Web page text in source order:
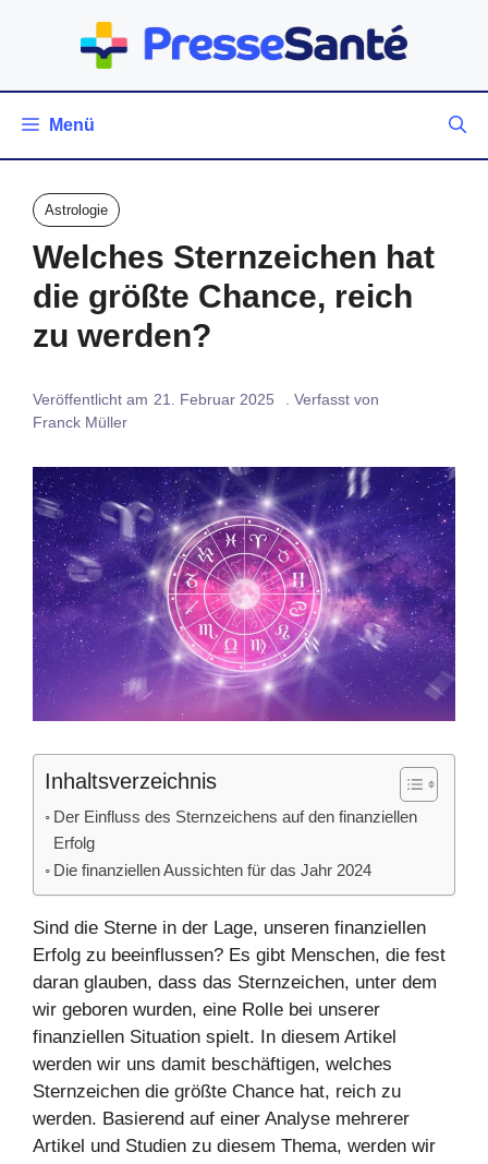
Menü
Astrologie
Welches Sternzeichen hat
die größte Chance, reich
zu werden?
Veröffentlicht am 21. Februar 2025
. Verfasst von
Franck Müller
Inhaltsverzeichnis
Der Einfluss des Sternzeichens auf den finanziellen
Erfolg
Die finanziellen Aussichten für das Jahr 2024
Sind die Sterne in der Lage, unseren finanziellen
Erfolg zu beeinflussen? Es gibt Menschen, die fest
daran glauben, dass das Sternzeichen, unter dem
wir geboren wurden, eine Rolle bei unserer
finanziellen Situation spielt. In diesem Artikel
werden wir uns damit beschäftigen, welches
Sternzeichen die größte Chance hat, reich zu
werden. Basierend auf einer Analyse mehrerer
Artikel und Studien zu diesem Thema, werden wir